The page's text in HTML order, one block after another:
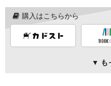
購入はこちらから
▼ も